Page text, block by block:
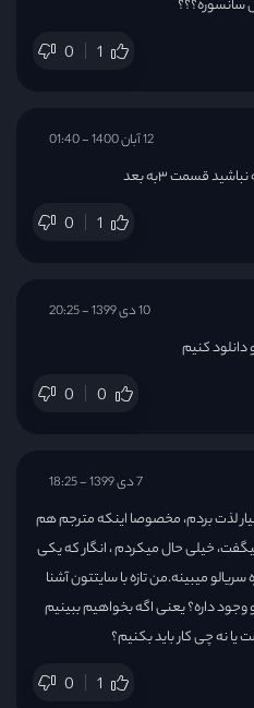
0 1
قسمت ۳به بعد
0 1
12 آبان 1400 - 01:40
کنیم
0 0
10 دی 1399 - 20:25
لذت بردم، مخصوصا اینکه مترجم هم
خیلی حال میکردم ، انگار که یکی
میبینه.من تازه با سایتتون آشنا
داره؟ یعنی اگه بخواهیم ببینیم
نه چی کار باید بکنیم؟
0 1
7 دی 1399 - 18:25